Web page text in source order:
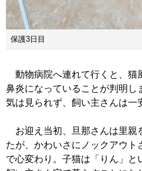
保護3日目
動物病院へ連れて行くと、猫
鼻炎になっていることが判明し
気は見られず、飼い主さんは一
お迎え当初、旦那さんは里親
たが、かわいさにノックアウト
で心変わり。子猫は「りん」と